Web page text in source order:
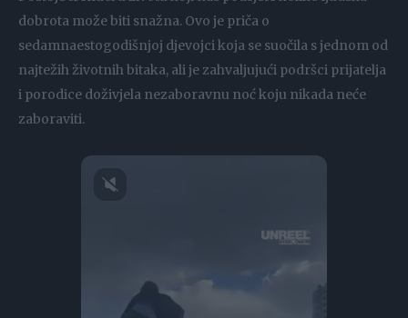
dobrota može biti snažna. Ovo je priča o
sedamnaestogodišnjoj djevojci koja se suočila s jednom od
najtežih životnih bitaka, ali je zahvaljujući podršci prijatelja
i porodice doživjela nezaboravnu noć koju nikada neće
zaboraviti.